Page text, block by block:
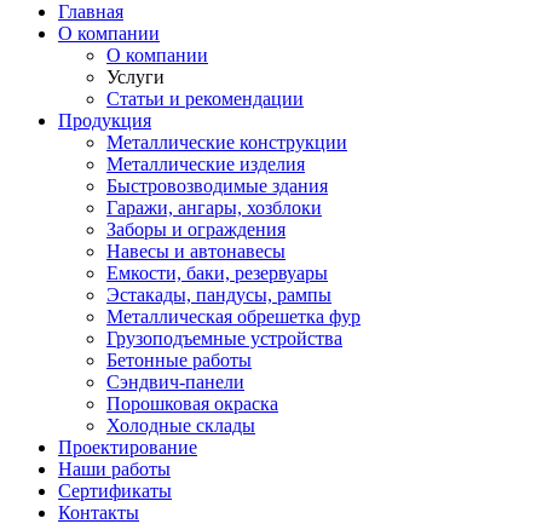
Главная
О компании
О компании
Услуги
Статьи и рекомендации
Продукция
Металлические конструкции
Металлические изделия
Быстровозводимые здания
Гаражи, ангары, хозблоки
Заборы и ограждения
Навесы и автонавесы
Емкости, баки, резервуары
Эстакады, пандусы, рампы
Металлическая обрешетка фур
Грузоподъемные устройства
Бетонные работы
Сэндвич-панели
Порошковая окраска
Холодные склады
Проектирование
Наши работы
Сертификаты
Контакты